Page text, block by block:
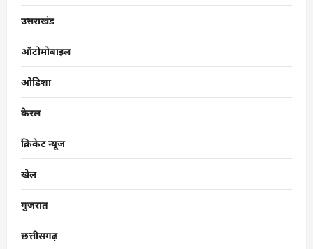
उत्तराखंड
ऑटोमोबाइल
ओडिशा
केरल
क्रिकेट न्यूज
खेल
गुजरात
छत्तीसगढ़